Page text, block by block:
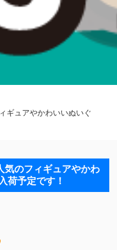
ギュアやかわいいぬいぐ
気のフィギュアやかわ
荷予定です！